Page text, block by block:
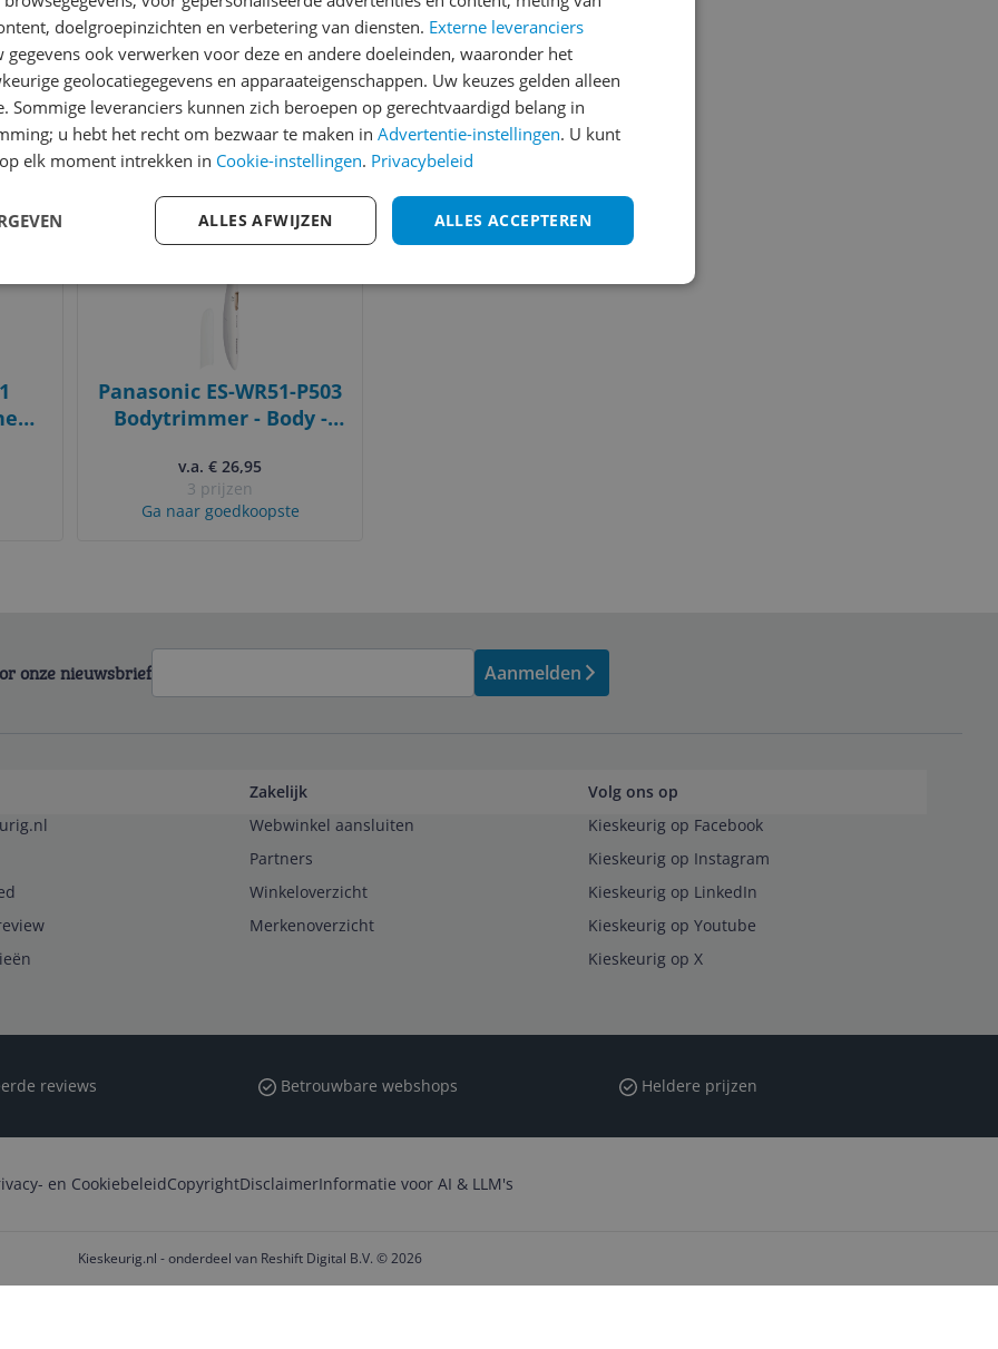
-
-
Vergelijken
Panasonic ES-WR51-P503
Bodytrimmer - Body -
v.a. € 26,95
3 prijzen
Ga naar goedkoopste
Bekijk product
onze nieuwsbrief Aanmelden
Zakelijk
Webwinkel aansluiten
Partners
Winkeloverzicht
Merkenoverzicht
Volg ons op
Kieskeurig op Facebook
Kieskeurig op Instagram
Kieskeurig op LinkedIn
Kieskeurig op Youtube
Kieskeurig op X
reviews Betrouwbare webshops Heldere prijzen
en CookiebeleidCopyrightDisclaimerInformatie voor AI & LLM's
Kieskeurig.nl - onderdeel van Reshift Digital B.V. © 2026
doelgroepinzichten en verbetering van diensten. Externe leveranciers
gegevens ook verwerken voor deze en andere doeleinden, waaronder het
geolocatiegegevens en apparaateigenschappen. Uw keuzes gelden alleen
Sommige leveranciers kunnen zich beroepen op gerechtvaardigd belang in
u hebt het recht om bezwaar te maken in Advertentie-instellingen. U kunt
elk moment intrekken in Cookie-instellingen. Privacybeleid
ALLES ACCEPTEREN
ALLES AFWIJZEN